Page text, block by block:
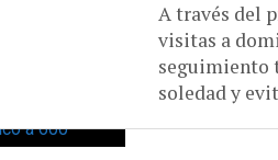
A través del
visitas a
seguimiento
soledad y